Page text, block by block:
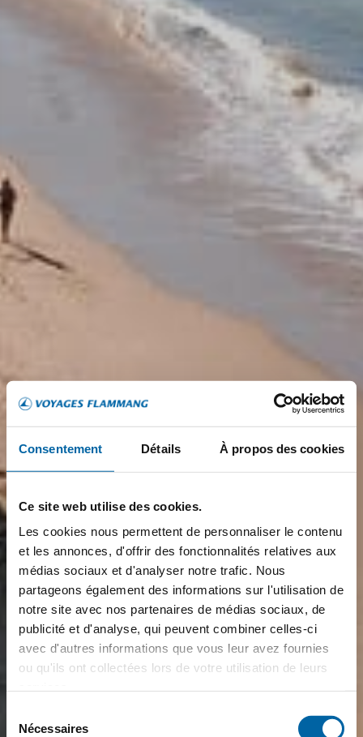
Consentement Détails À propos des cookies
Ce site web utilise des cookies.
Les cookies nous permettent de personnaliser le contenu
et les annonces, d'offrir des fonctionnalités relatives aux
médias sociaux et d'analyser notre trafic. Nous
partageons également des informations sur l'utilisation de
notre site avec nos partenaires de médias sociaux, de
publicité et d'analyse, qui peuvent combiner celles-ci
avec d'autres informations que vous leur avez fournies
ou qu'ils ont collectées lors de votre utilisation de leurs
Nécessaires